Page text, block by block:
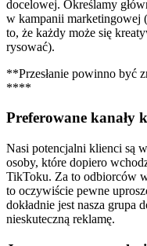
docelowej. Określamy
w kampanii marketingowej
to, że każdy może się
rysować).
**Przesłanie powinno być
****
Preferowane kanały
Nasi potencjalni klienci są
osoby, które dopiero
TikToku. Za to odbiorców
to oczywiście pewne
dokładnie jest nasza grupa
nieskuteczną reklamę.